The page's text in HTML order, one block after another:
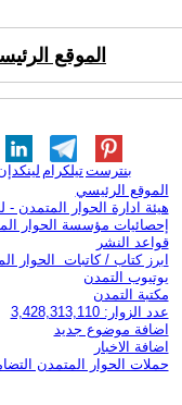
الموقع
تيلكرامبنترست
الموقع الرئيسي
هيئة ادارة الحوار المتمدن -
إحصائيات مؤسسة الحوار
قواعد النشر
ابرز كتاب / كاتبات الحوار
يوتيوب التمدن
مكتبة التمدن
عدد الزوار: 3,428,313,110
اضافة موضوع جديد
اضافة الاخبار
حملات الحوار المتمدن